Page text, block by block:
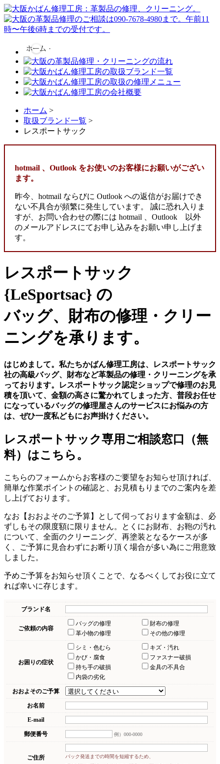
ホーム >
取扱ブランド一覧 >
レスポートサック
hotmail 、Outlook をお使いのお客様にお願いがござい
ます。
昨今、hotmail ならびに Outlook への返信がお届けでき
ない不具合が頻繁に発生しています。 誠に恐れ入りま
すが、お問い合わせの際には hotmail 、Outlook 以外
のメールアドレスにてお申し込みをお願い申し上げま
す。
レスポートサック
{LeSportsac} の
バッグ、財布の修理・クリー
ニングを承ります。
はじめまして。私たちかばん修理工房は、レスポートサック
社の高級バッグ、財布など革製品の修理・クリーニングを承
っております。レスポートサック認定ショップで修理のお見
積を頂いて、金額の高さに驚かれてしまった方、普段お任せ
になっているバッグの修理屋さんのサービスにお悩みの方
は、ぜひ一度私どもにお声掛けください。
レスポートサック専用ご相談窓口（無
料）はこちら。
こちらのフォームからお客様のご要望をお知らせ頂ければ、
簡単な作業ポイントの確認と、お見積もりまでのご案内を差
し上げております。
なお【おおよそのご予算】として伺っております金額は、必
ずしもその限度額に限りません。とくにお財布、お鞄の汚れ
について、全面のクリーニング、再塗装となるケースが多
く、ご予算に見合わずにお断り頂く場合が多い為にご用意致
しました。
予めご予算をお知らせ頂くことで、なるべくしてお役に立て
れば幸いに存じます。